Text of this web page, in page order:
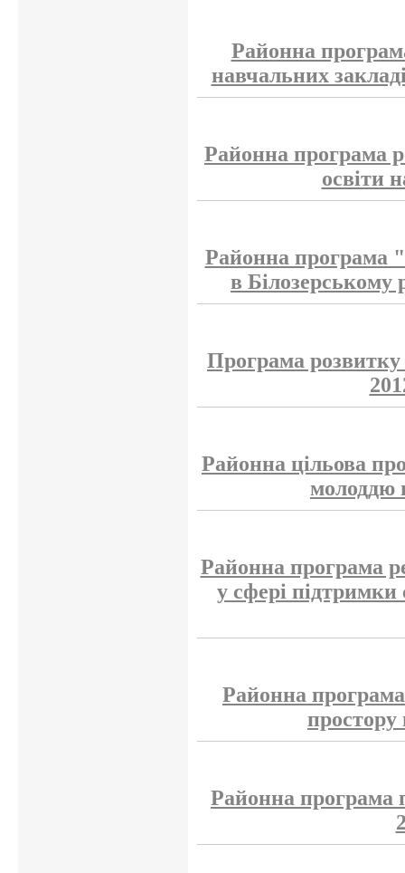
Районна
навчальних
Районна програма
освіти
Районна програма
в Білозерському
Програма розвитку
Районна цільова
молоддю
Районна програма
у сфері підтримки
Районна
простору
Районна програма